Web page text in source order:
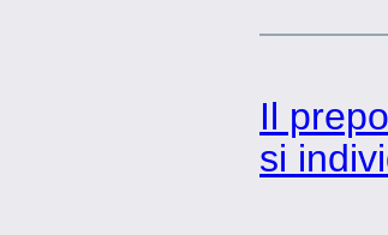
Il
si